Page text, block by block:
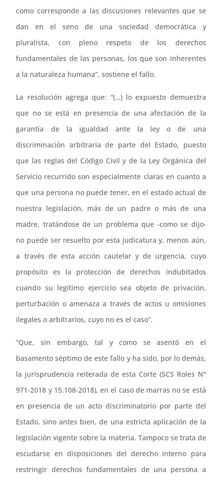
como corresponde a las discusiones relevantes que se
dan en el seno de una sociedad democrática y
pluralista, con pleno respeto de los derechos
fundamentales de las personas, los que son inherentes
a la naturaleza humana”, sostiene el fallo.
La resolución agrega que: “(…) lo expuesto demuestra
que no se está en presencia de una afectación de la
garantía de la igualdad ante la ley o de una
discriminación arbitraria de parte del Estado, puesto
que las reglas del Código Civil y de la Ley Orgánica del
Servicio recurrido son especialmente claras en cuanto a
que una persona no puede tener, en el estado actual de
nuestra legislación, más de un padre o más de una
madre, tratándose de un problema que -como se dijo-
no puede ser resuelto por esta judicatura y, menos aún,
a través de esta acción cautelar y de urgencia, cuyo
propósito es la protección de derechos indubitados
cuando su legítimo ejercicio sea objeto de privación,
perturbación o amenaza a través de actos u omisiones
ilegales o arbitrarios, cuyo no es el caso”.
“Que, sin embargo, tal y como se asentó en el
basamento séptimo de este fallo y ha sido, por lo demás,
la jurisprudencia reiterada de esta Corte (SCS Roles N°
971-2018 y 15.108-2018), en el caso de marras no se está
en presencia de un acto discriminatorio por parte del
Estado, sino antes bien, de una estricta aplicación de la
legislación vigente sobre la materia. Tampoco se trata de
escudarse en disposiciones del derecho interno para
restringir derechos fundamentales de una persona a